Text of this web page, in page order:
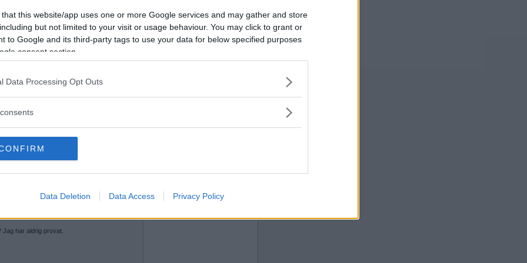
that this website/app uses one or more Google services and may gather and store
but not limited to your visit or usage behaviour. You may click to grant or
to Google and its third-party tags to use your data for below specified purposes
consent section.
Data Processing Opt Outs
Data Deletion Data Access Privacy Policy
att göra något vettigt nu?
börjar?
jag ju inte säga
2008-10-01 15:50
har aldrig provat.
Vill du bli
medlem?